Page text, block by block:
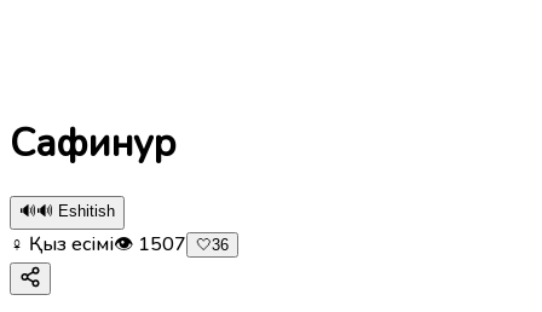
Сафинур
🔊🔊 Eshitish
♀ Қыз есімі👁 1507 🤍36